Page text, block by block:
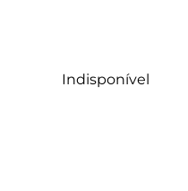
Indisponível